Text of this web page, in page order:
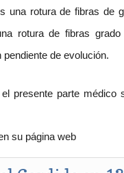
una rotura de fibras de
rotura de fibras
de evolución.
presente parte médico
su página web